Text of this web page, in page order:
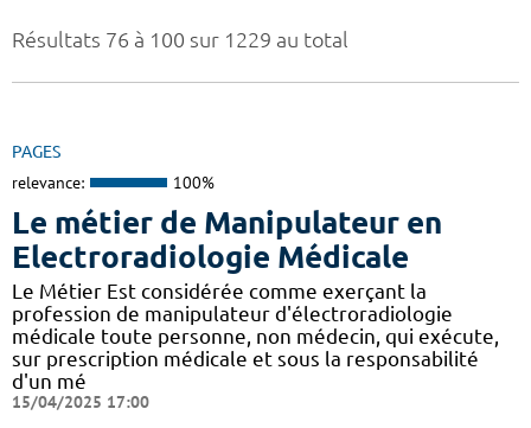
Résultats 76 à 100 sur 1229 au total
PAGES
relevance: 100%
Le métier de Manipulateur en
Electroradiologie Médicale
Le Métier Est considérée comme exerçant la
profession de manipulateur d'électroradiologie
médicale toute personne, non médecin, qui exécute,
sur prescription médicale et sous la responsabilité
d'un mé
15/04/2025 17:00